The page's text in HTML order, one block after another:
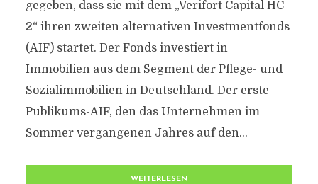
gegeben, dass sie mit dem „Verifort Capital HC
2“ ihren zweiten alternativen Investmentfonds
(AIF) startet. Der Fonds investiert in
Immobilien aus dem Segment der Pflege- und
Sozialimmobilien in Deutschland. Der erste
Publikums-AIF, den das Unternehmen im
Sommer vergangenen Jahres auf den...
WEITERLESEN